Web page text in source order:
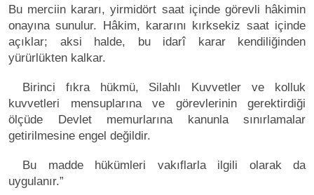
Bu merciin kararı, yirmidört saat içinde görevli hâkimin
onayına sunulur. Hâkim, kararını kırksekiz saat içinde
açıklar; aksi halde, bu idarî karar kendiliğinden
yürürlükten kalkar.
Birinci fıkra hükmü, Silahlı Kuvvetler ve kolluk
kuvvetleri mensuplarına ve görevlerinin gerektirdiği
ölçüde Devlet memurlarına kanunla sınırlamalar
getirilmesine engel değildir.
Bu madde hükümleri vakıflarla ilgili olarak da
uygulanır.”